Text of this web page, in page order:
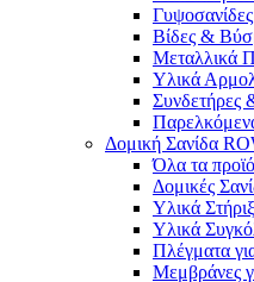
Βίδες &
Μεταλλικά
Υλικά
Συνδετήρες
Δομική Σανίδα
Όλα τα
Δομικές
Υλικά
Υλικά
Πλέγματα
Μεμβράνες